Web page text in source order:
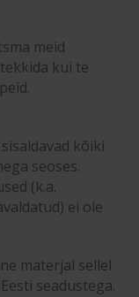
meid
kui te
kõiki
seoses.
(k.a.
ei ole
materjal sellel
seadustega.